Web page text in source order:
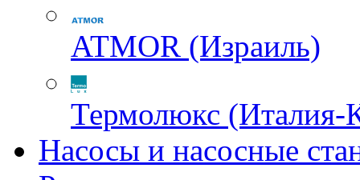
ATMOR (Израиль)
Термолюкс (Италия-
Насосы и насосные